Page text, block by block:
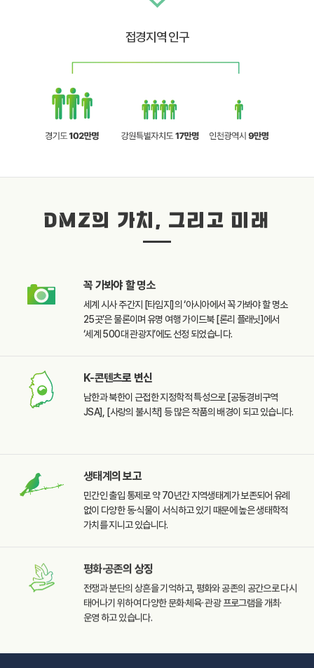
접경지역 인구
DMZ의 가치, 그리고 미래
꼭 가봐야 할명소
세계 시사 주간지 [타임지]의 ‘아시아에서 꼭 가봐야 할명소
25곳’은 물론이며 유명 여행 가이드북[론리 플래닛]에서
‘세계 500대 관광지’에도선정 되었습니다.
K-콘텐츠로 변신
남한과 북한이 근접한지정학적 특성으로[공동경비구역
JSA], [사랑의 불시착] 등 많은작품의 배경이 되고 있습니다.
생태계의 보고
민간인 출입 통제로 약 70년간지역생태계가 보존되어 유례
없이 다양한 동·식물이 서식하고있기 때문에 높은 생태학적
가치를 지니고 있습니다.
평화·공존의 상징
전쟁과 분단의 상흔을기억하고, 평화와 공존의 공간으로 다시
태어나기 위하여 다양한 문화·체육·관광 프로그램을 개최·
운영하고 있습니다.